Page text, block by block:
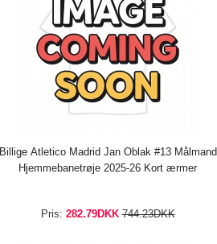
Billige Atletico Madrid Jan Oblak #13 Målmand
Hjemmebanetrøje 2025-26 Kort ærmer
Pris: 282.79DKK 744.23DKK